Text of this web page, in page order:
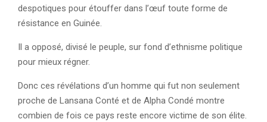
despotiques pour étouffer dans l’œuf toute forme de
résistance en Guinée.
Il a opposé, divisé le peuple, sur fond d’ethnisme politique
pour mieux régner.
Donc ces révélations d’un homme qui fut non seulement
proche de Lansana Conté et de Alpha Condé montre
combien de fois ce pays reste encore victime de son élite.